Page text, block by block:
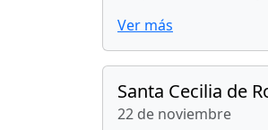
Ver más
Santa Cecilia de
22 de noviembre